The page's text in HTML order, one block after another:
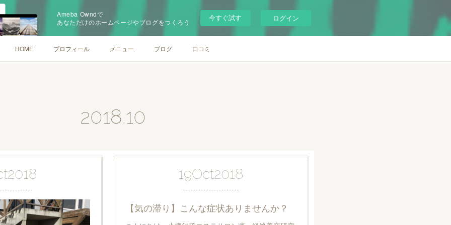
Ameba Owndで
あなただけのホームページやブログをつくろう
今すぐ試す ログイン
HOME プロフィール メニュー ブログ 口コミ
2018.10
2018 19Oct2018
【気の滞り】こんな症状ありませんか？